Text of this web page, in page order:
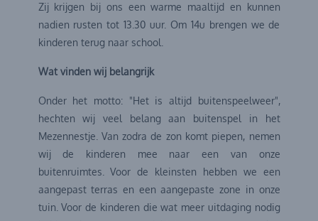
Zij krijgen bij ons een warme maaltijd en kunnen
nadien rusten tot 13.30 uur. Om 14u brengen we de
kinderen terug naar school.
Wat vinden wij belangrijk
Onder het motto: "Het is altijd buitenspeelweer",
hechten wij veel belang aan buitenspel in het
Mezennestje. Van zodra de zon komt piepen, nemen
wij de kinderen mee naar een van onze
buitenruimtes. Voor de kleinsten hebben we een
aangepast terras en een aangepaste zone in onze
tuin. Voor de kinderen die wat meer uitdaging nodig